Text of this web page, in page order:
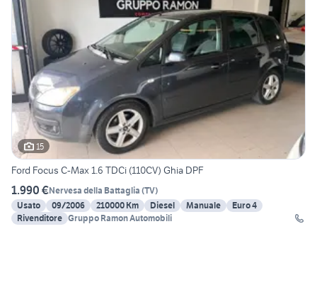
15
Ford Focus C-Max 1.6 TDCi (110CV) Ghia DPF
1.990 €Nervesa della Battaglia (TV)
Usato
09/2006 210000 Km Diesel Manuale
Euro 4
Rivenditore Gruppo Ramon Automobili